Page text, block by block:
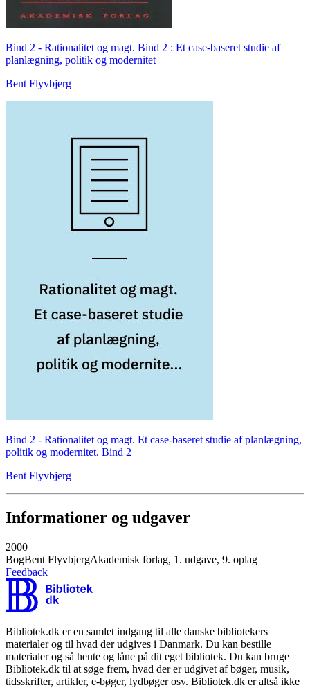
Bind 2 - Rationalitet og magt. Bind 2 : Et case-baseret studie af
planlægning, politik og modernitet
Bent Flyvbjerg
Bind 2 - Rationalitet og magt. Et case-baseret studie af planlægning,
politik og modernitet. Bind 2
Bent Flyvbjerg
Informationer og udgaver
2000
BogBent FlyvbjergAkademisk forlag, 1. udgave, 9. oplag
Feedback
Bibliotek.dk er en samlet indgang til alle danske bibliotekers
materialer og til hvad der udgives i Danmark. Du kan bestille
materialer og så hente og låne på dit eget bibliotek. Du kan bruge
Bibliotek.dk til at søge frem, hvad der er udgivet af bøger, musik,
tidsskrifter, artikler, e-bøger, lydbøger osv. Bibliotek.dk er altså ikke